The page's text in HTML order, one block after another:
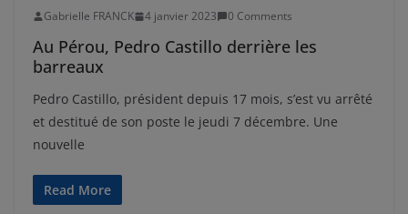
Gabrielle FRANCK 4 janvier 2023 0 Comments
Au Pérou, Pedro Castillo derrière les
barreaux
Pedro Castillo, président depuis 17 mois, s’est vu arrêté
et destitué de son poste le jeudi 7 décembre. Une
nouvelle
Read More